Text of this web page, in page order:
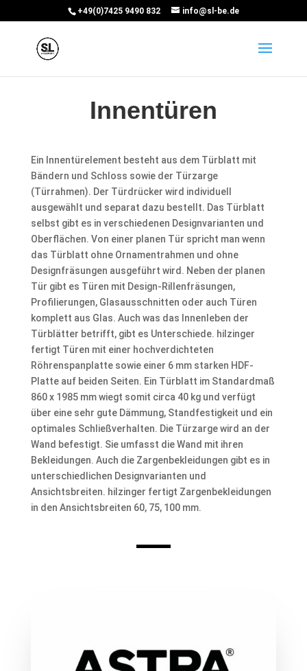
+49(0)7425 9490 832 info@sl-be.de
Innentüren
Ein Innentürelement besteht aus dem Türblatt mit
Bändern und Schloss sowie der Türzarge
(Türrahmen). Der Türdrücker wird individuell
ausgewählt und separat dazu bestellt. Das Türblatt
selbst gibt es in verschiedenen Designvarianten und
Oberflächen. Von einer planen Tür spricht man wenn
das Türblatt ohne Ornamentrahmen und ohne
Designfräsungen ausgeführt wird. Neben der planen
Tür gibt es Türen mit Design-Rillenfräsungen,
Profilierungen, Glasausschnitten oder auch Türen
komplett aus Glas. Auch was das Innenleben der
Türblätter betrifft, gibt es Unterschiede. hilzinger
fertigt Türen mit einer hochverdichteten
Röhrenspanplatte sowie einer 6 mm starken HDF-
Platte auf beiden Seiten. Ein Türblatt im Standardmaß
860 x 1985 mm wiegt somit circa 40 kg und verfügt
über eine sehr gute Dämmung, Standfestigkeit und ein
optimales Schließverhalten. Die Türzarge wird an der
Wand befestigt. Sie umfasst die Wand mit ihren
Bekleidungen. Auch die Zargenbekleidungen gibt es in
unterschiedlichen Designvarianten und
Ansichtsbreiten. hilzinger fertigt Zargenbekleidungen
in den Ansichtsbreiten 60, 75, 100 mm.